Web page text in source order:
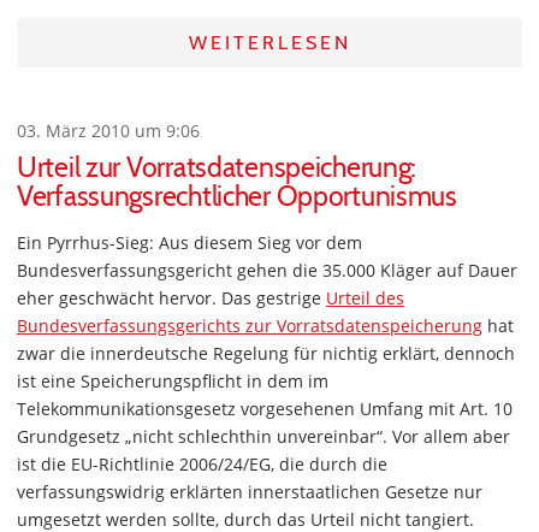
WEITERLESEN
03. März 2010 um 9:06
Urteil zur Vorratsdatenspeicherung:
Verfassungsrechtlicher Opportunismus
Ein Pyrrhus-Sieg: Aus diesem Sieg vor dem
Bundesverfassungsgericht gehen die 35.000 Kläger auf Dauer
eher geschwächt hervor. Das gestrige Urteil des
Bundesverfassungsgerichts zur Vorratsdatenspeicherung hat
zwar die innerdeutsche Regelung für nichtig erklärt, dennoch
ist eine Speicherungspflicht in dem im
Telekommunikationsgesetz vorgesehenen Umfang mit Art. 10
Grundgesetz „nicht schlechthin unvereinbar“. Vor allem aber
ist die EU-Richtlinie 2006/24/EG, die durch die
verfassungswidrig erklärten innerstaatlichen Gesetze nur
umgesetzt werden sollte, durch das Urteil nicht tangiert.